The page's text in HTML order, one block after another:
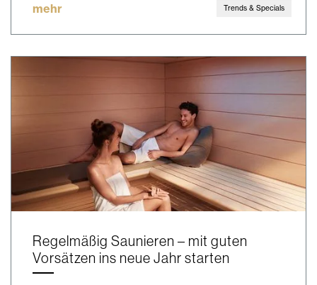
mehr Trends & Specials
Regelmäßig Saunieren – mit guten
Vorsätzen ins neue Jahr starten